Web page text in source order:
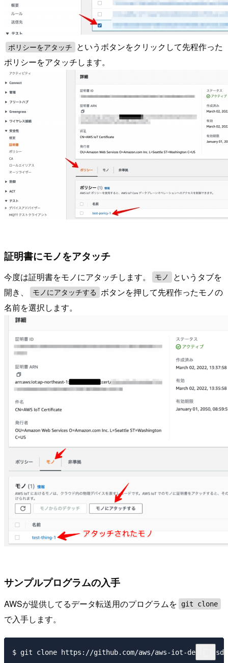
ポリシーをアタッチ
というボタンをクリックして先程作った
ポリシーをアタッチします。
証明書にモノをアタッチ
今度は証明書をモノにアタッチします。 モノ
というタブを
開き、
モノにアタッチする
ボタンを押して先程作ったモノの
名前を選択します。
サンプルプログラムの入手
AWSが提供してるデータ転送用のプログラムを git clone
で入手します。